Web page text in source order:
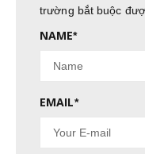
trường bắt buộc
NAME*
EMAIL*